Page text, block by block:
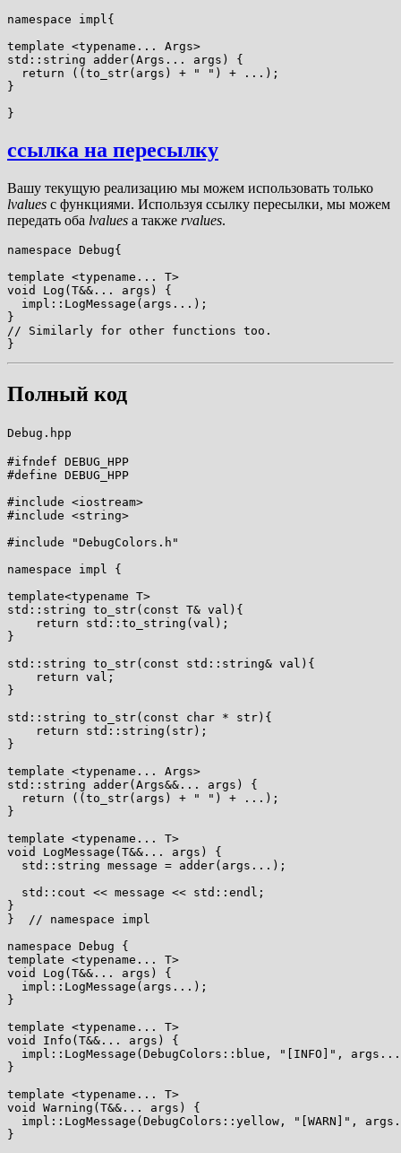
namespace impl{
template <typename... Args>
std::string adder(Args... args) {
  return ((to_str(args) + " ") + ...);
}
ссылка на пересылку
Вашу текущую реализацию мы можем использовать только
lvalues с функциями. Используя ссылку пересылки, мы можем
передать оба lvalues а также rvalues.
namespace Debug{
template <typename... T>
void Log(T&&... args) {
  impl::LogMessage(args...);
}
// Similarly for other functions too.
Полный код
Debug.hpp
#ifndef DEBUG_HPP
#define DEBUG_HPP
#include <iostream>
#include <string>
#include "DebugColors.h"
namespace impl {
template<typename T>
std::string to_str(const T& val){
    return std::to_string(val);
}
std::string to_str(const std::string& val){
    return val;
}
std::string to_str(const char * str){
    return std::string(str);
}
template <typename... Args>
std::string adder(Args&&... args) {
  return ((to_str(args) + " ") + ...);
}
template <typename... T>
void LogMessage(T&&... args) {
  std::string message = adder(args...);
  std::cout << message << std::endl;
}
}  // namespace impl
namespace Debug {
template <typename... T>
void Log(T&&... args) {
  impl::LogMessage(args...);
}
template <typename... T>
void Info(T&&... args) {
impl::LogMessage(DebugColors::blue, "[INFO]",
}
template <typename... T>
void Warning(T&&... args) {
impl::LogMessage(DebugColors::yellow, "[WARN]",
}